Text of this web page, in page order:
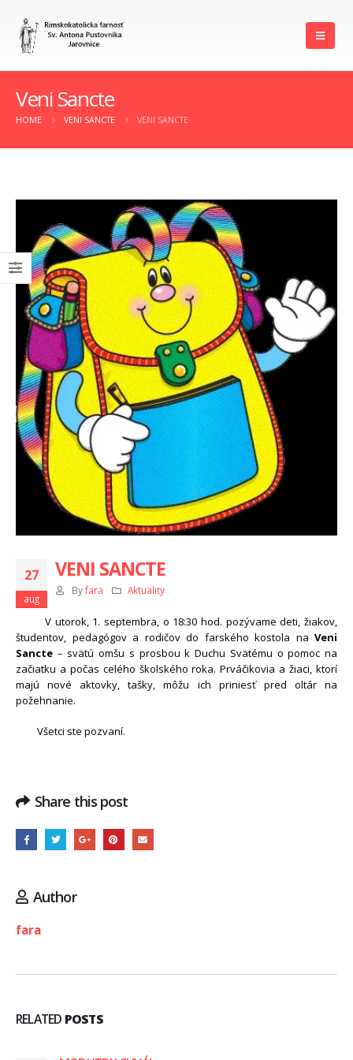
Veni Sancte
HOME VENI SANCTE VENI SANCTE
27
aug
VENI SANCTE
By fara Aktuality
V utorok, 1. septembra, o 18:30 hod. pozývame deti, žiakov,
študentov, pedagógov a rodičov do farského kostola na Veni
Sancte – svätú omšu s prosbou k Duchu Svätému o pomoc na
začiatku a počas celého školského roka. Prváčikovia a žiaci, ktorí
majú nové aktovky, tašky, môžu ich priniesť pred oltár na
požehnanie.
Všetci ste pozvaní.
Share this post
Author
fara
RELATED POSTS